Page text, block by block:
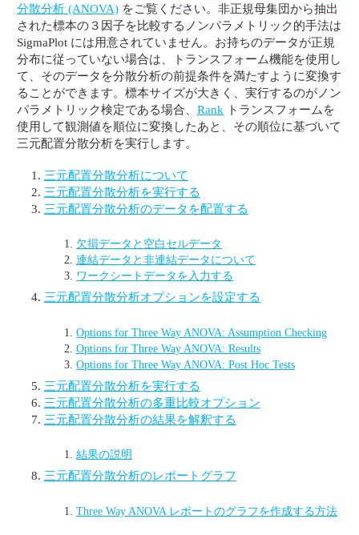
分散分析 (ANOVA) をご覧ください。非正規母集団から抽出
された標本の３因子を比較するノンパラメトリック的手法は
SigmaPlot には用意されていません。お持ちのデータが正規
分布に従っていない場合は、トランスフォーム機能を使用し
て、そのデータを分散分析の前提条件を満たすように変換す
ることができます。標本サイズが大きく、実行するのがノン
パラメトリック検定である場合、Rank トランスフォームを
使用して観測値を順位に変換したあと、その順位に基づいて
三元配置分散分析を実行します。
三元配置分散分析について
三元配置分散分析を実行する
三元配置分散分析のデータを配置する
欠損データと空白セルデータ
連結データと非連結データについて
ワークシートデータを入力する
三元配置分散分析オプションを設定する
Options for Three Way ANOVA: Assumption Checking
Options for Three Way ANOVA: Results
Options for Three Way ANOVA: Post Hoc Tests
三元配置分散分析を実行する
三元配置分散分析の多重比較オプション
三元配置分散分析の結果を解釈する
結果の説明
三元配置分散分析のレポートグラフ
Three Way ANOVA レポートのグラフを作成する方法